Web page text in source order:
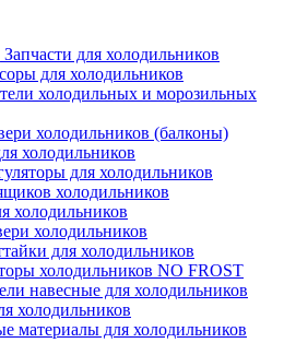
Запчасти для холодильников
для холодильников
холодильных и морозильных
холодильников (балконы)
холодильников
для холодильников
холодильников
холодильников
холодильников
для холодильников
холодильников NO FROST
навесные для холодильников
холодильников
материалы для холодильников